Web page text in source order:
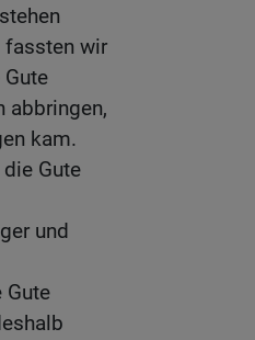
fassten wir
abbringen,
kam.
Gute
und
Gute